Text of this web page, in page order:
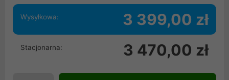
Wysyłkowa: 3 399,00 zł
Stacjonarna: 3 470,00 zł